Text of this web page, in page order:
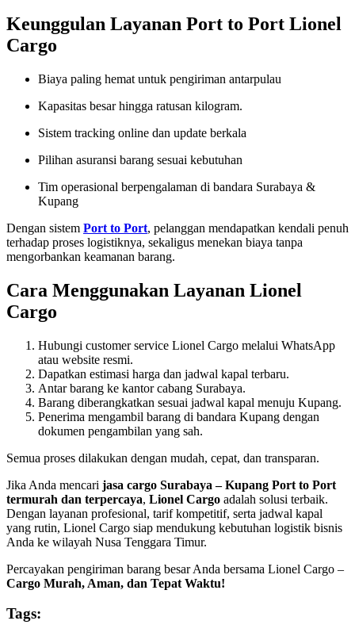
Keunggulan Layanan Port to Port Lionel
Cargo
Biaya paling hemat untuk pengiriman antarpulau
Kapasitas besar hingga ratusan kilogram.
Sistem tracking online dan update berkala
Pilihan asuransi barang sesuai kebutuhan
Tim operasional berpengalaman di bandara Surabaya &
Kupang
Dengan sistem Port to Port, pelanggan mendapatkan kendali penuh
terhadap proses logistiknya, sekaligus menekan biaya tanpa
mengorbankan keamanan barang.
Cara Menggunakan Layanan Lionel
Cargo
Hubungi customer service Lionel Cargo melalui WhatsApp
atau website resmi.
Dapatkan estimasi harga dan jadwal kapal terbaru.
Antar barang ke kantor cabang Surabaya.
Barang diberangkatkan sesuai jadwal kapal menuju Kupang.
Penerima mengambil barang di bandara Kupang dengan
dokumen pengambilan yang sah.
Semua proses dilakukan dengan mudah, cepat, dan transparan.
Jika Anda mencari jasa cargo Surabaya – Kupang Port to Port
termurah dan terpercaya, Lionel Cargo adalah solusi terbaik.
Dengan layanan profesional, tarif kompetitif, serta jadwal kapal
yang rutin, Lionel Cargo siap mendukung kebutuhan logistik bisnis
Anda ke wilayah Nusa Tenggara Timur.
Percayakan pengiriman barang besar Anda bersama Lionel Cargo –
Cargo Murah, Aman, dan Tepat Waktu!
Tags: